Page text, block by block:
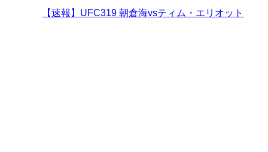
【速報】UFC319 朝倉海vsティム・エリオット